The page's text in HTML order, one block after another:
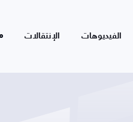
الفيديوهات الإنتقالات